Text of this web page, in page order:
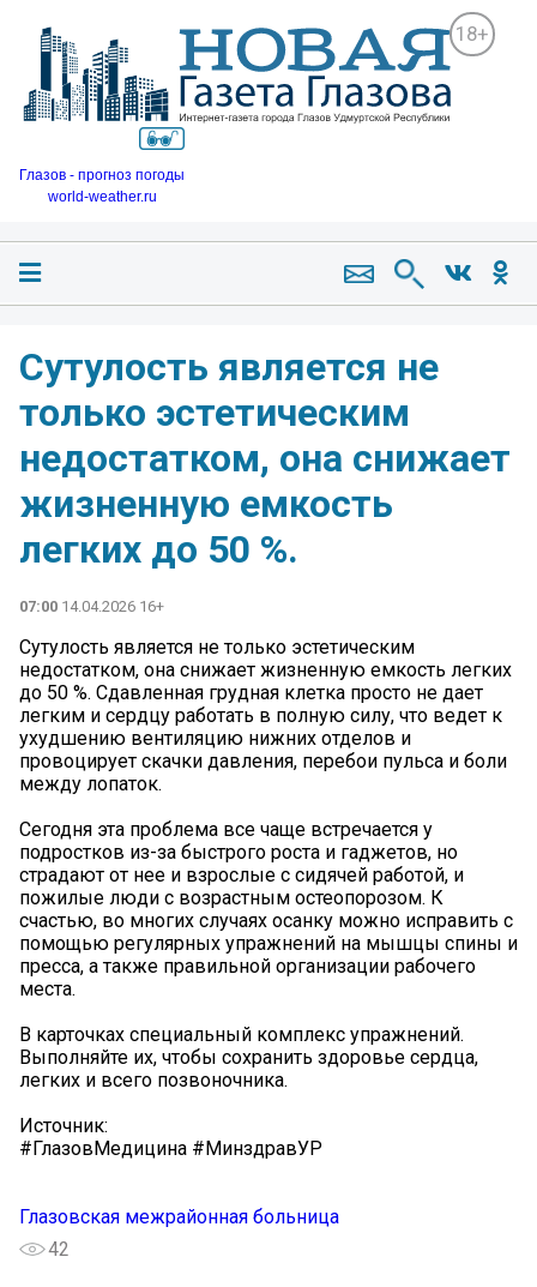
18+
Глазов - прогноз погоды
world-weather.ru
Сутулость является не
только эстетическим
недостатком, она снижает
жизненную емкость
легких до 50 %.
07:00 14.04.2026 16+
Сутулость является не только эстетическим
недостатком, она снижает жизненную емкость легких
до 50 %. Сдавленная грудная клетка просто не дает
легким и сердцу работать в полную силу, что ведет к
ухудшению вентиляцию нижних отделов и
провоцирует скачки давления, перебои пульса и боли
между лопаток.
Сегодня эта проблема все чаще встречается у
подростков из-за быстрого роста и гаджетов, но
страдают от нее и взрослые с сидячей работой, и
пожилые люди с возрастным остеопорозом. К
счастью, во многих случаях осанку можно исправить с
помощью регулярных упражнений на мышцы спины и
пресса, а также правильной организации рабочего
места.
В карточках специальный комплекс упражнений.
Выполняйте их, чтобы сохранить здоровье сердца,
легких и всего позвоночника.
Источник:
#ГлазовМедицина #МинздравУР
Глазовская межрайонная больница
42